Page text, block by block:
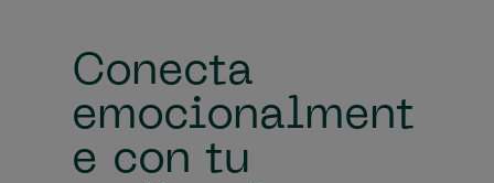
Conecta
emocionalment
e con tu